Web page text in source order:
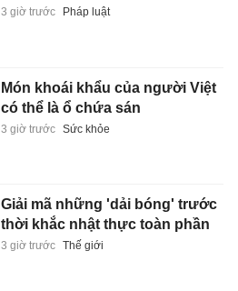
3 giờ trước Pháp luật
Món khoái khẩu của người Việt
có thể là ổ chứa sán
3 giờ trước Sức khỏe
Giải mã những 'dải bóng' trước
thời khắc nhật thực toàn phần
3 giờ trước Thế giới